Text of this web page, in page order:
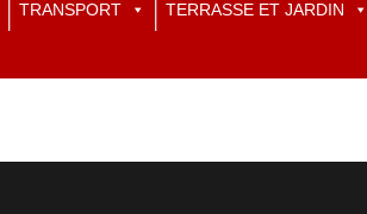
TRANSPORT TERRASSE ET JARDIN